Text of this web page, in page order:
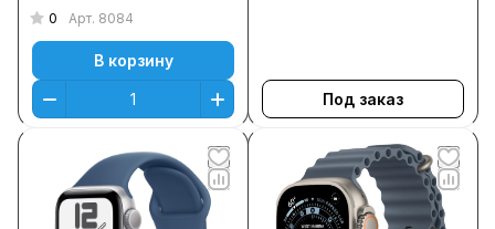
Band M/L
0 Арт. 8084
В корзину
Под заказ